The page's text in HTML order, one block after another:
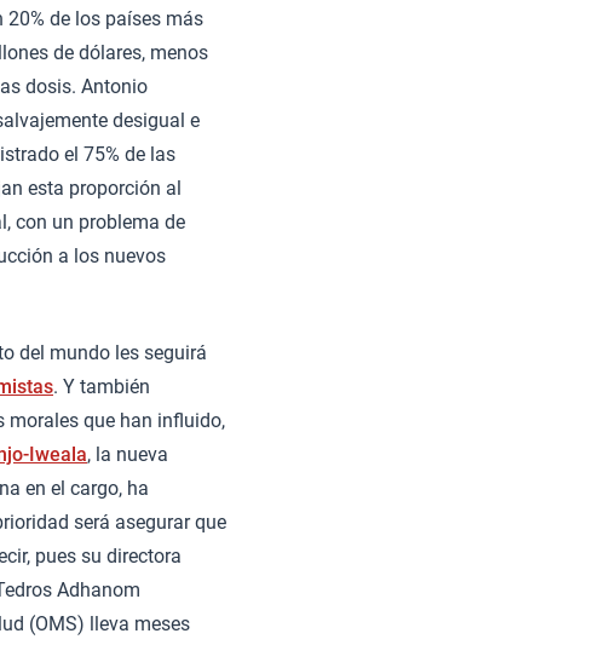
de los países más
de dólares, menos
dosis. Antonio
desigual e
el 75% de las
esta proporción al
con un problema de
a los nuevos
del mundo les seguirá
. Y también
morales que han influido,
Iweala, la nueva
en el cargo, ha
será asegurar que
pues su directora
Adhanom
(OMS) lleva meses